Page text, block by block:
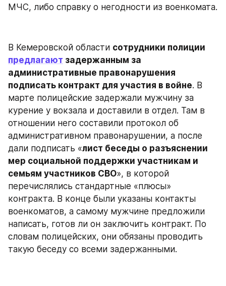
МЧС, либо справку о негодности из военкомата.
В Кемеровской области
предлагают задержанным за
административные правонарушения
подписать контракт для участия в войне. В
марте полицейские задержали мужчину за
курение у вокзала и доставили в отдел. Там в
отношении него составили протокол об
административном правонарушении, а после
дали подписать «лист беседы о разъяснении
мер социальной поддержки участникам и
семьям участников СВО», в которой
перечислялись стандартные «плюсы»
контракта. В конце были указаны контакты
военкоматов, а самому мужчине предложили
написать, готов ли он заключить контракт. По
словам полицейских, они обязаны проводить
такую беседу со всеми задержанными.